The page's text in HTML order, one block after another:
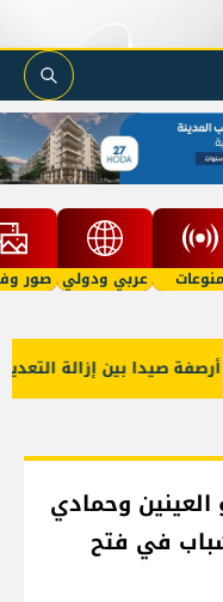
منوعات عربي ودولي صور
صيدا بين إزالة التعديات
وحمادي
في فتح